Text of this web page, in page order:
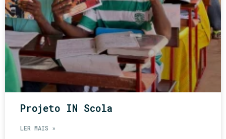
Projeto IN Scola
LER MAIS »